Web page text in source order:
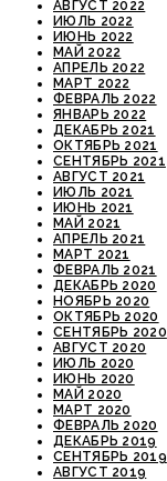
АВГУСТ 2022
ИЮЛЬ 2022
ИЮНЬ 2022
МАЙ 2022
АПРЕЛЬ 2022
МАРТ 2022
ФЕВРАЛЬ 2022
ЯНВАРЬ 2022
ДЕКАБРЬ 2021
ОКТЯБРЬ 2021
СЕНТЯБРЬ 2021
АВГУСТ 2021
ИЮЛЬ 2021
ИЮНЬ 2021
МАЙ 2021
АПРЕЛЬ 2021
МАРТ 2021
ФЕВРАЛЬ 2021
ДЕКАБРЬ 2020
НОЯБРЬ 2020
ОКТЯБРЬ 2020
СЕНТЯБРЬ 2020
АВГУСТ 2020
ИЮЛЬ 2020
ИЮНЬ 2020
МАЙ 2020
МАРТ 2020
ФЕВРАЛЬ 2020
ДЕКАБРЬ 2019
СЕНТЯБРЬ 2019
АВГУСТ 2019